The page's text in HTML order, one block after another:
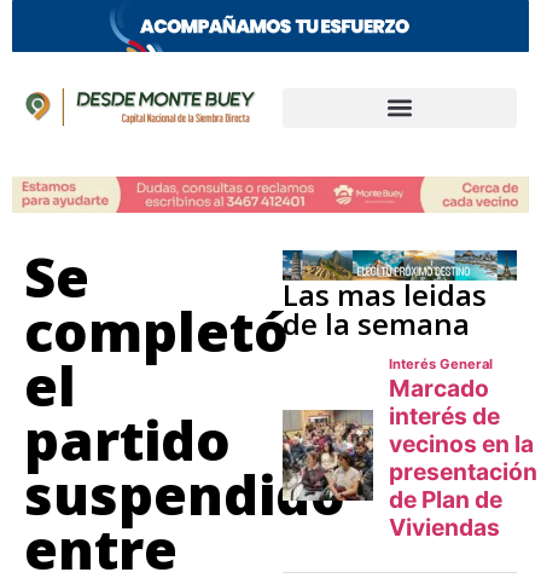
Se
completó
el
partido
suspendido
entre
Las mas leidas
de la semana